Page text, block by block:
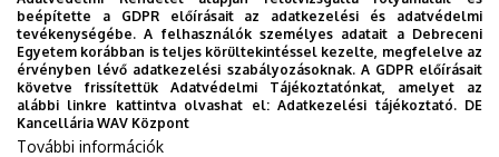
Földtudományi épület
Emelet, ajtó
1. emelet, 123 (tanszékvezetői
iroda)
Weboldal
beépítette a GDPR előírásait az adatkezelési és adatvédelmi
tevékenységébe. A felhasználók személyes adatait a Debreceni
Egyetem korábban is teljes körültekintéssel kezelte, megfelelve az
érvényben lévő adatkezelési szabályozásoknak. A GDPR előírásait
követve frissítettük Adatvédelmi Tájékoztatónkat, amelyet az
alábbi linkre kattintva olvashat el:Adatkezelési tájékoztató. DE
Kancellária WAV Központ
További információk